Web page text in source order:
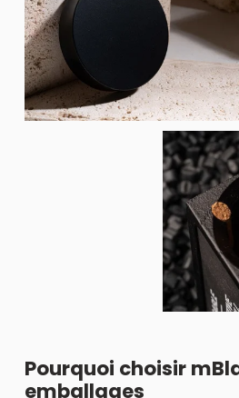
Pourquoi choisir
emballages